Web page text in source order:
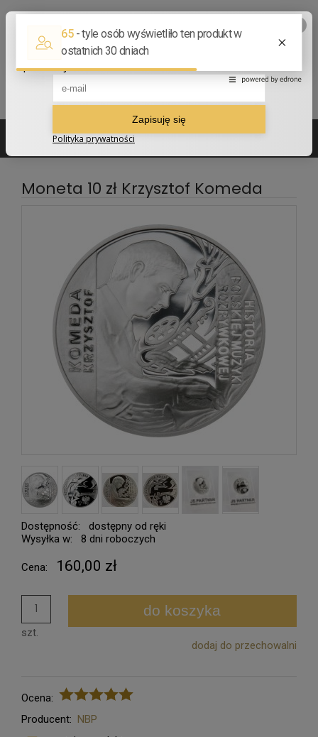
Moneta 10 zł Krzysztof Komeda
Dostępność:
dostępny od ręki
Wysyłka w:
8 dni roboczych
Cena: 160,00 zł
szt.
do koszyka
dodaj do przechowalni
Ocena:
Producent:
NBP